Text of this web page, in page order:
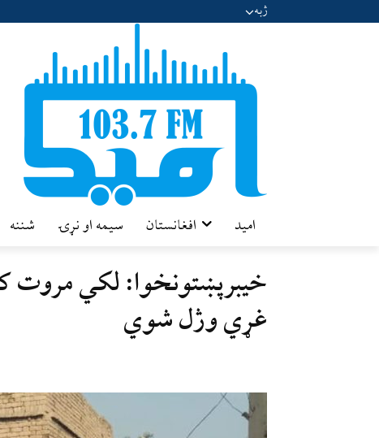
ژبه
امید افغانستان سیمه او نړۍ شننه
خیبرپښتونخوا: لکي
غړي وژل شوي